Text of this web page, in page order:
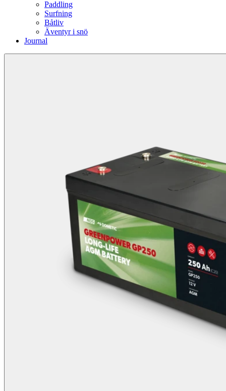
Paddling
Surfning
Båtliv
Äventyr i snö
Journal